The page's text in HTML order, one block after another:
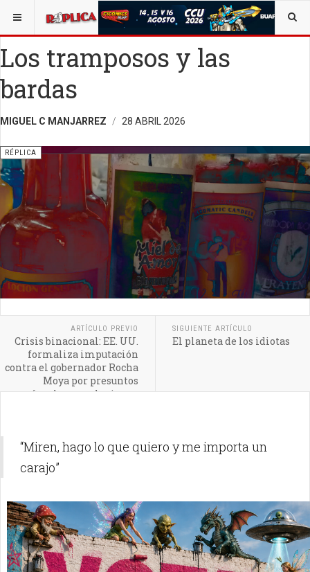
ESTÁ AQUÍ: VIDA Y SOCIEDAD
Los tramposos y las
bardas
MIGUEL C MANJARREZ 28 ABRIL 2026
RÉPLICA
ARTÍCULO PREVIO
Crisis binacional: EE. UU.
formaliza imputación
contra el gobernador Rocha
Moya por presuntos
vínculos con el crimen
SIGUIENTE ARTÍCULO
El planeta de los idiotas
“Miren, hago lo que quiero y me importa un
carajo”